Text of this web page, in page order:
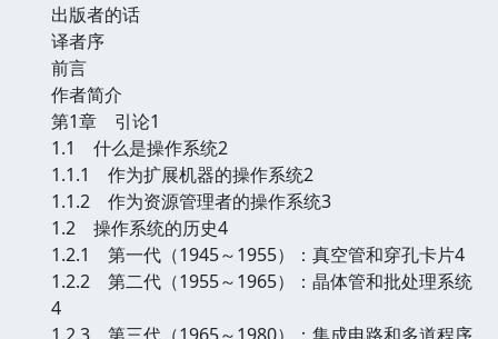
出版者的话
译者序
前言
作者简介
第1章 引论1
1.1 什么是操作系统2
1.1.1 作为扩展机器的操作系统2
1.1.2 作为资源管理者的操作系统3
1.2 操作系统的历史4
1.2.1 第一代（1945～1955）：真空管和穿孔卡片4
1.2.2 第二代（1955～1965）：晶体管和批处理系统
4